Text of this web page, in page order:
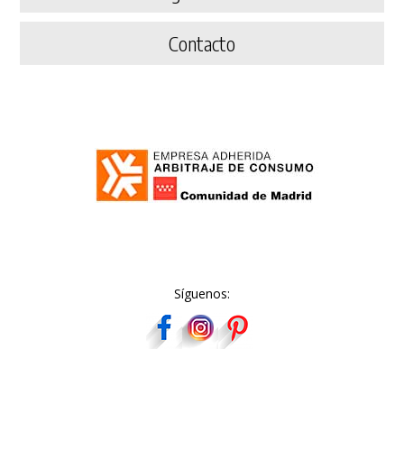
Contacto
Síguenos: